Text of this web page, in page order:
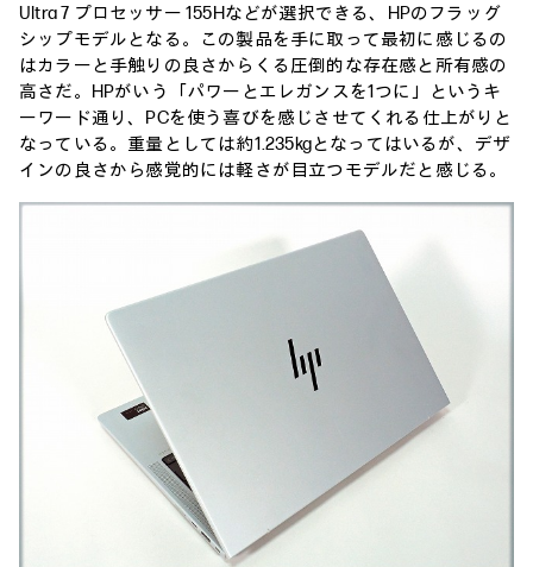
Ultra 7 プロセッサー 155Hなどが選択できる、HPのフラッグ
シップモデルとなる。この製品を手に取って最初に感じるの
はカラーと手触りの良さからくる圧倒的な存在感と所有感の
高さだ。HPがいう「パワーとエレガンスを1つに」というキ
ーワード通り、PCを使う喜びを感じさせてくれる仕上がりと
なっている。重量としては約1.235kgとなってはいるが、デザ
インの良さから感覚的には軽さが目立つモデルだと感じる。